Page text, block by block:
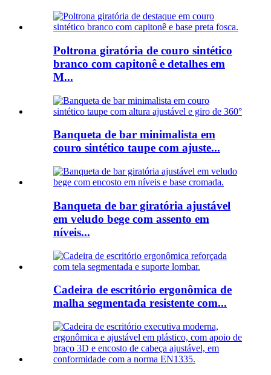
Poltrona giratória de couro sintético
branco com capitonê e detalhes em
M...
Banqueta de bar minimalista em
couro sintético taupe com ajuste...
Banqueta de bar giratória ajustável
em veludo bege com assento em
níveis...
Cadeira de escritório ergonômica de
malha segmentada resistente com...